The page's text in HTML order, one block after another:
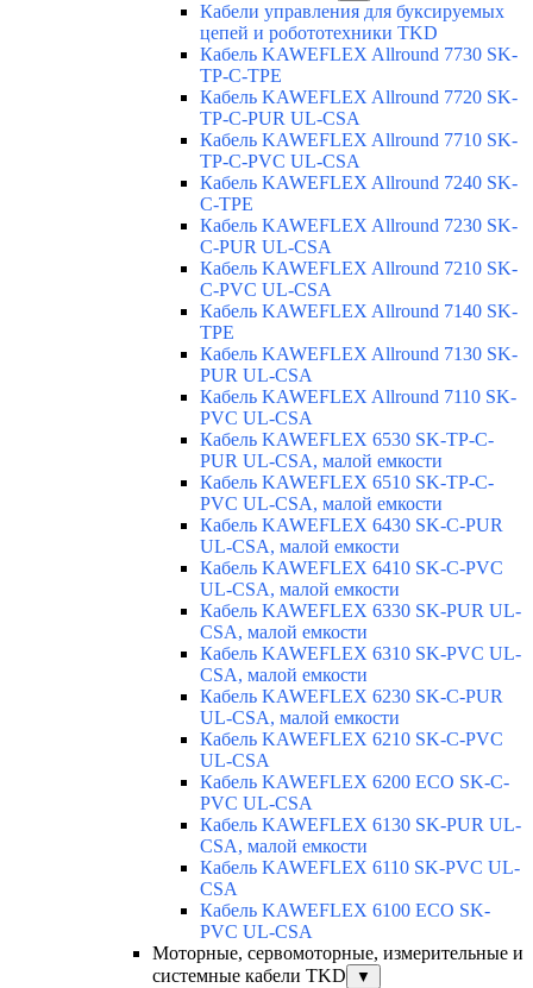
Кабели управления для буксируемых
цепей и робототехники TKD
Кабель KAWEFLEX Allround 7730 SK-
TP-C-TPE
Кабель KAWEFLEX Allround 7720 SK-
TP-C-PUR UL-CSA
Кабель KAWEFLEX Allround 7710 SK-
TP-C-PVC UL-CSA
Кабель KAWEFLEX Allround 7240 SK-
C-TPE
Кабель KAWEFLEX Allround 7230 SK-
C-PUR UL-CSA
Кабель KAWEFLEX Allround 7210 SK-
C-PVC UL-CSA
Кабель KAWEFLEX Allround 7140 SK-
TPE
Кабель KAWEFLEX Allround 7130 SK-
PUR UL-CSA
Кабель KAWEFLEX Allround 7110 SK-
PVC UL-CSA
Кабель KAWEFLEX 6530 SK-TP-C-
PUR UL-CSA, малой емкости
Кабель KAWEFLEX 6510 SK-TP-C-
PVC UL-CSA, малой емкости
Кабель KAWEFLEX 6430 SK-C-PUR
UL-CSA, малой емкости
Кабель KAWEFLEX 6410 SK-C-PVC
UL-CSA, малой емкости
Кабель KAWEFLEX 6330 SK-PUR UL-
CSA, малой емкости
Кабель KAWEFLEX 6310 SK-PVC UL-
CSA, малой емкости
Кабель KAWEFLEX 6230 SK-C-PUR
UL-CSA, малой емкости
Кабель KAWEFLEX 6210 SK-C-PVC
UL-CSA
Кабель KAWEFLEX 6200 ECO SK-C-
PVC UL-CSA
Кабель KAWEFLEX 6130 SK-PUR UL-
CSA, малой емкости
Кабель KAWEFLEX 6110 SK-PVC UL-
CSA
Кабель KAWEFLEX 6100 ECO SK-
PVC UL-CSA
Моторные, сервомоторные, измерительные и
системные кабели TKD
▼